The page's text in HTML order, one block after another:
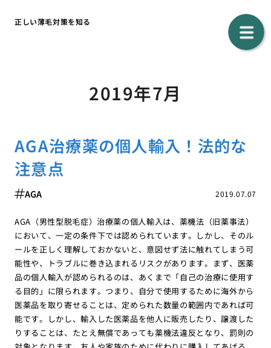
正しい薄毛対策を知る
2019年7月
AGA治療薬の個人輸入！法的な
注意点
2019.07.07
AGA
AGA（男性型脱毛症）治療薬の個人輸入は、薬機法（旧薬事法）
において、一定の条件下では認められています。しかし、そのル
ールを正しく理解しておかないと、意図せず法に触れてしまう可
能性や、トラブルに巻き込まれるリスクがあります。まず、医薬
品の個人輸入が認められるのは、あくまで「自己の治療に使用す
る目的」に限られます。つまり、自分で使用するために海外から
医薬品を取り寄せることは、定められた数量の範囲内であれば可
能です。しかし、輸入した医薬品を他人に販売したり、譲渡した
りすることは、たとえ無償であっても薬機法違反となり、罰則の